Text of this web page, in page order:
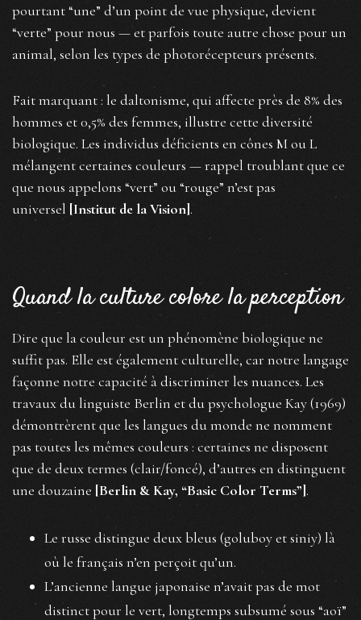
pourtant “une” d’un point de vue physique, devient
“verte” pour nous — et parfois toute autre chose pour un
animal, selon les types de photorécepteurs présents.
Fait marquant : le daltonisme, qui affecte près de 8% des
hommes et 0,5% des femmes, illustre cette diversité
biologique. Les individus déficients en cônes M ou L
mélangent certaines couleurs — rappel troublant que ce
que nous appelons “vert” ou “rouge” n’est pas
universel [Institut de la Vision].
Quand la culture colore la perception
Dire que la couleur est un phénomène biologique ne
suffit pas. Elle est également culturelle, car notre langage
façonne notre capacité à discriminer les nuances. Les
travaux du linguiste Berlin et du psychologue Kay (1969)
démontrèrent que les langues du monde ne nomment
pas toutes les mêmes couleurs : certaines ne disposent
que de deux termes (clair/foncé), d’autres en distinguent
une douzaine [Berlin & Kay, “Basic Color Terms”].
Le russe distingue deux bleus (goluboy et siniy) là
où le français n’en perçoit qu’un.
L’ancienne langue japonaise n’avait pas de mot
distinct pour le vert, longtemps subsumé sous “aoï”